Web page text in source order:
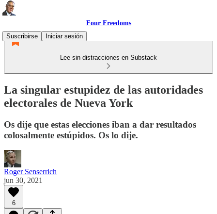
Four Freedoms
Suscribirse
Iniciar sesión
Lee sin distracciones en Substack
La singular estupidez de las autoridades
electorales de Nueva York
Os dije que estas elecciones iban a dar resultados
colosalmente estúpidos. Os lo dije.
Roger Senserrich
jun 30, 2021
6